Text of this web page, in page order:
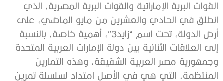
القوات البرية الإماراتية والقوات البرية المصرية، الذي
انطلق في الحادي والعشرين من مايو الماضي، على
أرض الدولة، تحت اسم “زايد3″، أهمية خاصة، بالنسبة
إلى العلاقات الثنائية بين دولة الإمارات العربية المتحدة
وجمهورية مصر العربية الشقيقة، وهذه التمارين
المنتظمة، التي هي في الأصل امتداد لسلسلة تمرين